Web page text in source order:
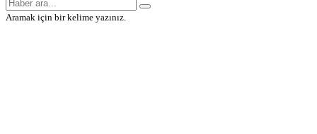
Aramak için bir kelime yazınız.